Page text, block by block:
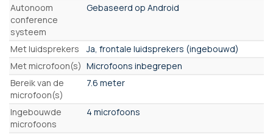
Autonoom
conference
systeem
Gebaseerd op Android
Met luidsprekers
Ja, frontale luidsprekers (ingebouwd)
Met microfoon(s) Microfoons inbegrepen
Bereik van de
microfoon(s)
7.6 meter
Ingebouwde
microfoons
4 microfoons